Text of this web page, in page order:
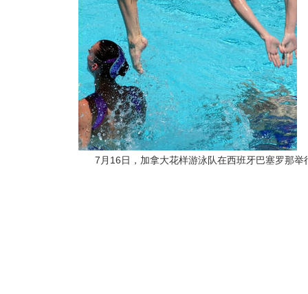
7月16日，加拿大花样游泳队在西班牙巴塞罗那举